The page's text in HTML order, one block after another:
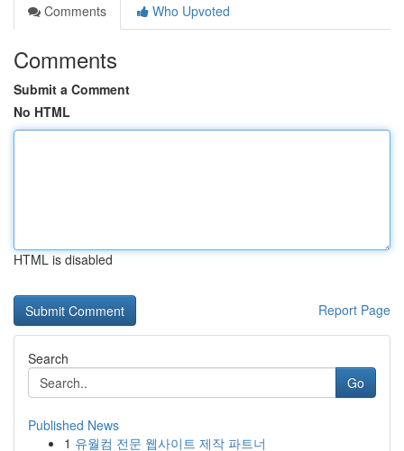
Comments
Who Upvoted
Comments
Submit a Comment
No HTML
HTML is disabled
Report Page
Search
Go
Published News
1 유월컴 전문 웹사이트 제작 파트너